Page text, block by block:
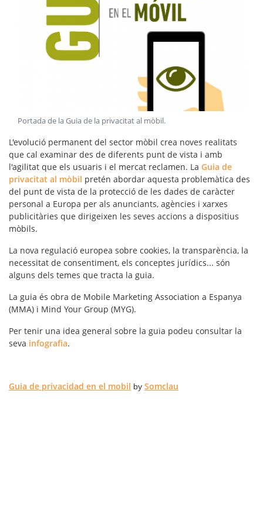
Portada de la Guia de la privacitat al mòbil.
L'evolució permanent del sector mòbil crea noves realitats
que cal examinar des de diferents punt de vista i amb
l'agilitat que els usuaris i el mercat reclamen. La Guia de
privacitat al mòbil pretén abordar aquesta problemàtica des
del punt de vista de la protecció de les dades de caràcter
personal a Europa per als anunciants, agències i xarxes
publicitàries que dirigeixen les seves accions a dispositius
mòbils.
La nova regulació europea sobre cookies, la transparència, la
necessitat de consentiment, els conceptes jurídics... són
alguns dels temes que tracta la guia.
La guia és obra de Mobile Marketing Association a Espanya
(MMA) i Mind Your Group (MYG).
Per tenir una idea general sobre la guia podeu consultar la
seva infografia.
Guia de privacidad en el mobil by Somclau